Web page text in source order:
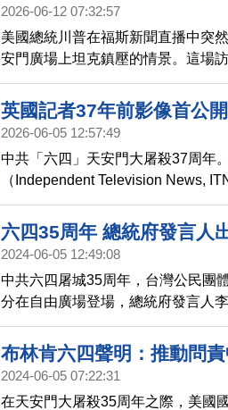
2026-06-12 07:32:57
美國總統川普在福斯新聞直播中突
安門廣場上坦克鎮壓的情景。這場
節目中提及歷史畫面，談到：天安
上直接碾了過去。川普還說，全世
沒幾個，中共算一個。
英國記者37年前影像首公
四暴行
2026-06-05 12:57:49
中共「六四」天安門大屠殺37周年
（Independent Television News,
貴影像，視頻是由三位英國記者於
原始錄像。
六四35周年 總統府發言人
2024-06-05 12:49:08
中共六四屠城35周年，台灣公民團
分在自由廣場登場，總統府發言人
場參與人數來到10年新高，許多港
塊土地，不要被中共滲透、分化。
布林肯六四聲明：推動問
2024-06-05 07:22:31
在天安門大屠殺35周年之際，美國